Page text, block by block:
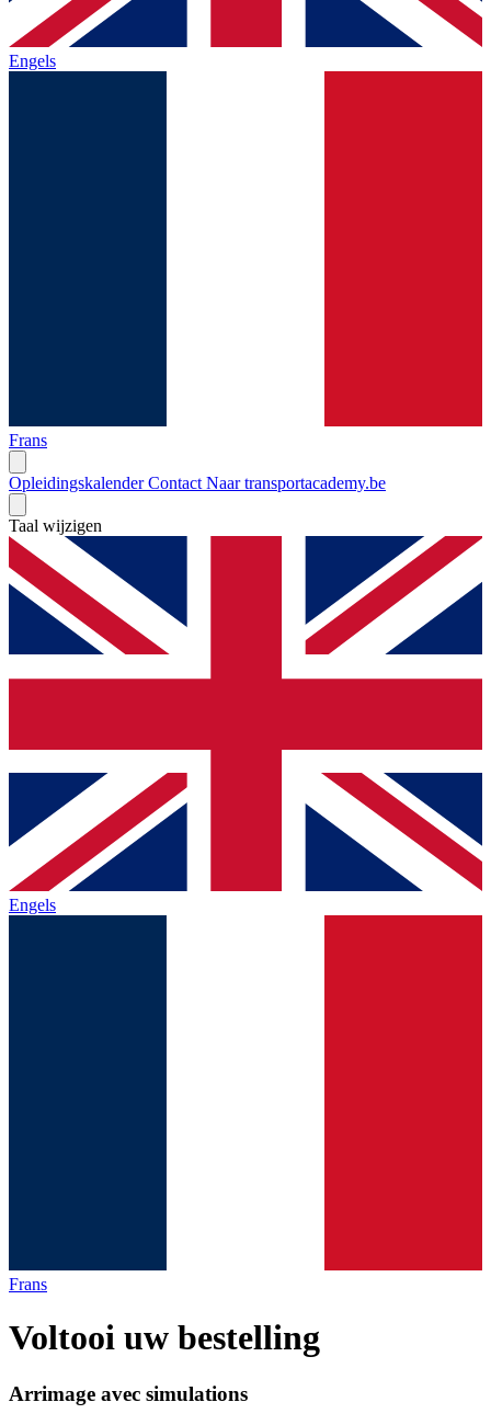
Engels
Frans
OpleidingskalenderContact Naar transportacademy.be
Taal wijzigen
Engels
Frans
Voltooi uw bestelling
Arrimage avec simulations